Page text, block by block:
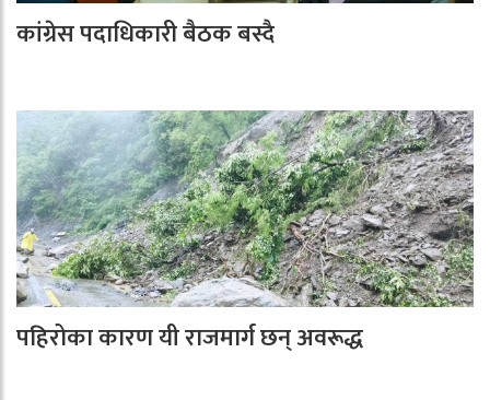
कांग्रेस पदाधिकारी बैठक बस्दै
पहिरोका कारण यी राजमार्ग छन् अवरूद्ध